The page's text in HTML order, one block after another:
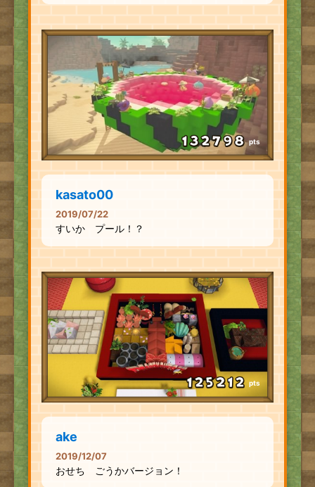
pts
kasato00
2019/07/22
すいか プール！？
pts
ake
2019/12/07
おせち ごうかバージョン！